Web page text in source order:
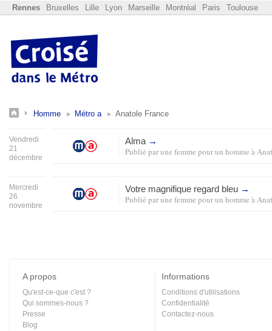
Rennes Bruxelles Lille Lyon Marseille Montréal Paris Toulouse
Homme Métro a Anatole France
Vendredi
21
décembre
Alma →
Publié parune femme pour un homme à
Mercredi
26
novembre
Votre magnifique regard bleu →
Publié parune femme pour un homme à
A propos
Qu'est-ce-que c'est ?
Qui sommes-nous ?
Presse
Blog
Informations
Conditions d'utilisations
Confidentialité
Contactez-nous